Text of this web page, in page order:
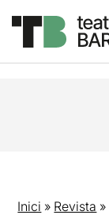
Inici » Revista »